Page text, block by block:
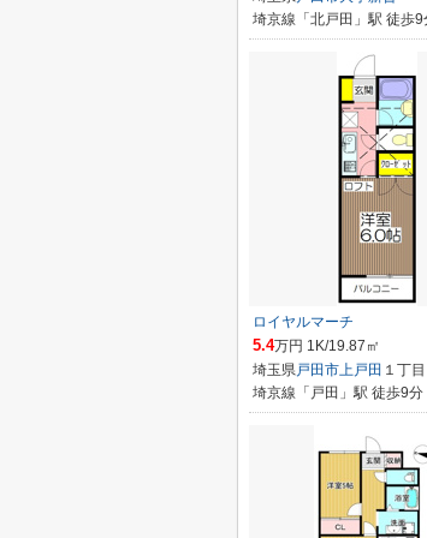
埼京線「北戸田」駅 徒歩9
ロイヤルマーチ
5.4万円 1K/19.87㎡
埼玉県戸田市上戸田 １丁目
埼京線「戸田」駅 徒歩9分